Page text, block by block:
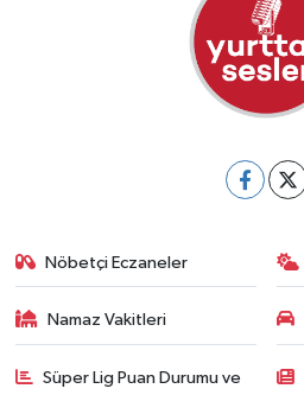
Nöbetçi Eczaneler
Namaz Vakitleri
Süper Lig Puan Durumu ve